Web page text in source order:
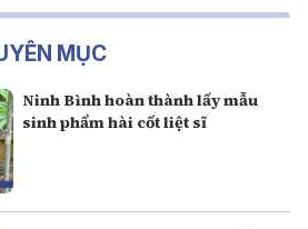
MỤC
Ninh Bình hoàn thành lấy mẫu
sinh phẩm hài cốt liệt sĩ